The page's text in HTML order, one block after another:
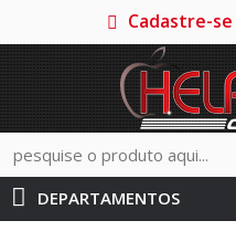
Cadastre-se
DEPARTAMENTOS